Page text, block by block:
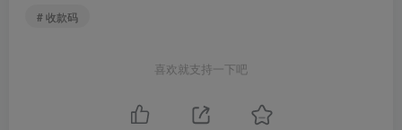
# 收款码
喜欢就支持一下吧